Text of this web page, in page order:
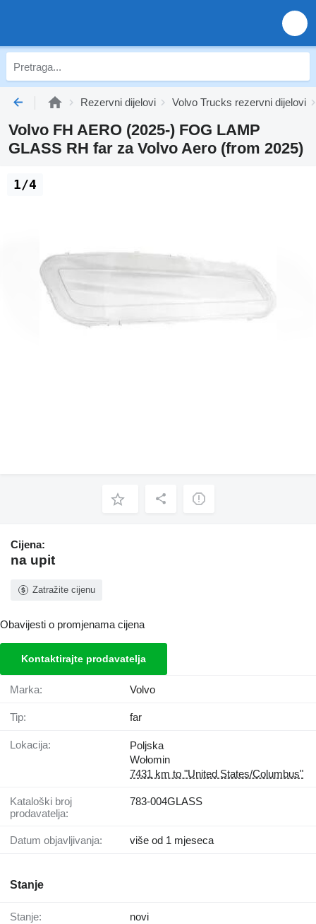
Rezervni dijelovi Volvo Trucks rezervni dijelovi
Volvo FH AERO (2025-) FOG LAMP
GLASS RH far za Volvo Aero (from 2025)
1/4
Cijena:
na upit
Zatražite cijenu
Obavijesti o promjenama cijena
Kontaktirajte prodavatelja
Marka: Volvo
Tip: far
Lokacija:
Poljska
Wołomin
7431 km to "United States/Columbus"
Kataloški broj
prodavatelja:
783-004GLASS
Datum objavljivanja: više od 1 mjeseca
Stanje
Stanje: novi